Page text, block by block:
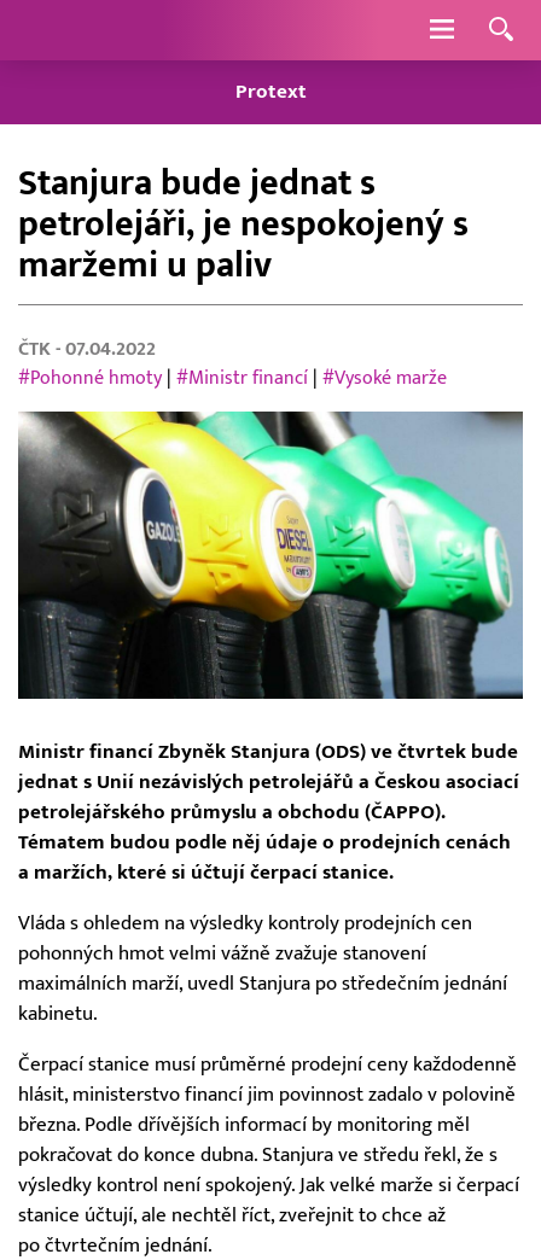
Navigace
Protext
Stanjura bude jednat s
petrolejáři, je nespokojený s
maržemi u paliv
ČTK - 07.04.2022
#Pohonné hmoty #Ministr financí #Vysoké marže
Ministr financí Zbyněk Stanjura (ODS) ve čtvrtek bude
jednat s Unií nezávislých petrolejářů a Českou asociací
petrolejářského průmyslu a obchodu (ČAPPO).
Tématem budou podle něj údaje o prodejních cenách
a maržích, které si účtují čerpací stanice.
Vláda s ohledem na výsledky kontroly prodejních cen
pohonných hmot velmi vážně zvažuje stanovení
maximálních marží, uvedl Stanjura po středečním jednání
kabinetu.
Čerpací stanice musí průměrné prodejní ceny každodenně
hlásit, ministerstvo financí jim povinnost zadalo v polovině
března. Podle dřívějších informací by monitoring měl
pokračovat do konce dubna. Stanjura ve středu řekl, že s
výsledky kontrol není spokojený. Jak velké marže si čerpací
stanice účtují, ale nechtěl říct, zveřejnit to chce až
po čtvrtečním jednání.